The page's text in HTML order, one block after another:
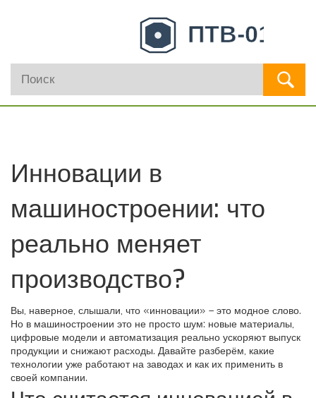
Инновации в
машиностроении: что
реально меняет
производство?
Вы, наверное, слышали, что «инновации» – это модное слово.
Но в машиностроении это не просто шум: новые материалы,
цифровые модели и автоматизация реально ускоряют выпуск
продукции и снижают расходы. Давайте разберём, какие
технологии уже работают на заводах и как их применить в
своей компании.